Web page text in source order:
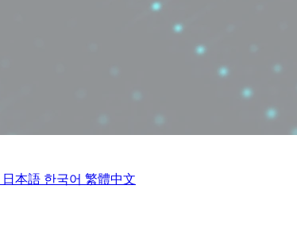
日本語 한국어 繁體中文